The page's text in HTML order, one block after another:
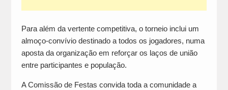
Para além da vertente competitiva, o torneio inclui um
almoço-convívio destinado a todos os jogadores, numa
aposta da organização em reforçar os laços de união
entre participantes e população.
A Comissão de Festas convida toda a comunidade a